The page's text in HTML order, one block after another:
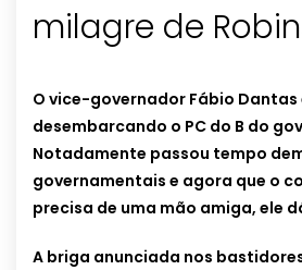
milagre de
O vice-governador Fábio Dantas
desembarcando o PC do B do
Notadamente passou tempo
governamentais e agora que o
precisa de uma mão amiga, ele
A briga anunciada nos